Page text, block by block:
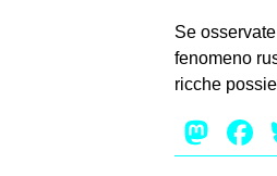
Se
fenomeno
ricche